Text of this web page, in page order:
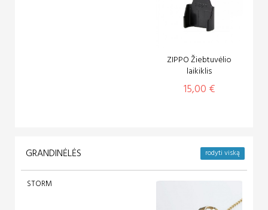
ZIPPO Žiebtuvėlio
laikiklis
15,00 €
GRANDINĖLĖS rodyti viską
STORM